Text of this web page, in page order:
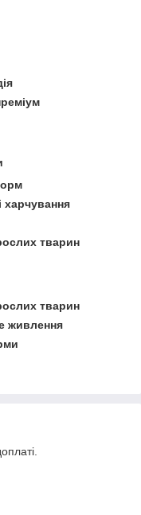
харчування
тварин
тварин
живлення